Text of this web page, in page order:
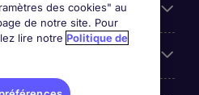
des cookies" au
de notre site. Pour
lire notre Politique de